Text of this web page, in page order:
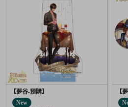
【夢谷-預購】
New
【